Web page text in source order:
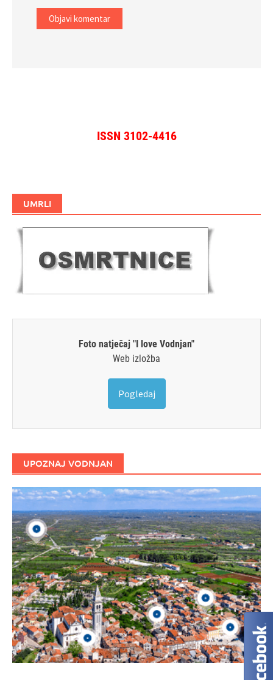
ISSN 3102-4416
UMRLI
Foto natječaj "I love Vodnjan"
Web izložba
Pogledaj
UPOZNAJ VODNJAN